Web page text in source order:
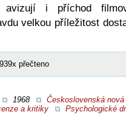
avizují i příchod
velkou příležitost
přečteno
1968
Československá nová
a kritiky
Psychologické